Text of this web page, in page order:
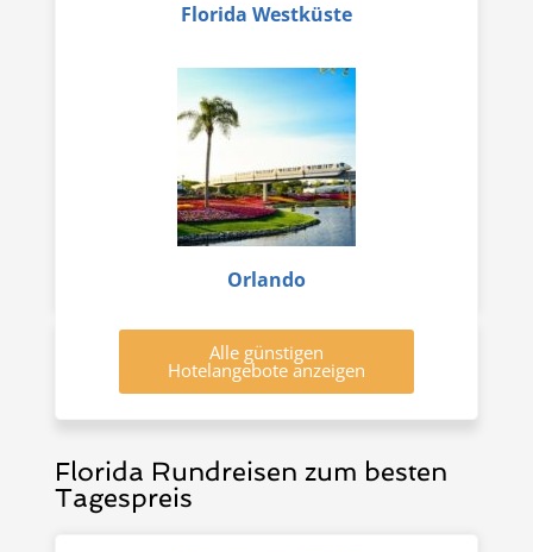
Florida Westküste
Orlando
Alle günstigen
Hotelangebote anzeigen
Florida Rundreisen zum besten
Tagespreis